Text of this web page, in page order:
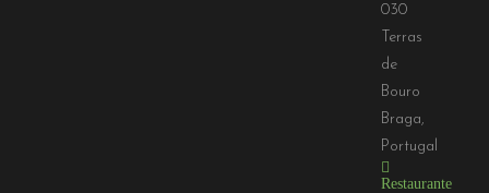
030
Terras
de
Bouro
Braga,
Portugal
Restaurante